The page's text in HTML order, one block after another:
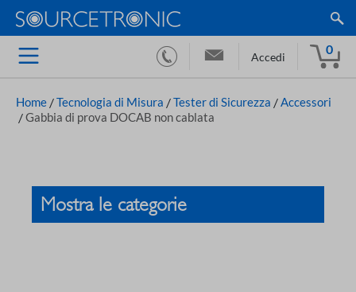
Accedi
0
Home /Tecnologia di Misura /Tester di Sicurezza /Accessori
/Gabbia di prova DOCAB non cablata
Mostra le categorie